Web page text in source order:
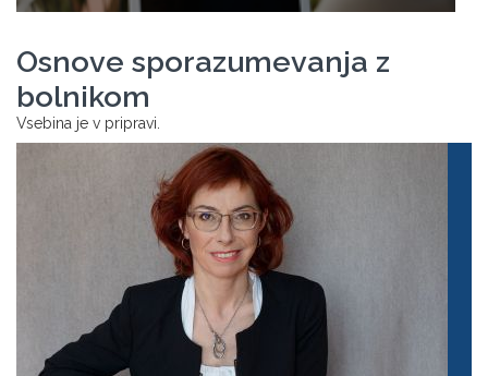
Osnove sporazumevanja z
bolnikom
Vsebina je v pripravi.